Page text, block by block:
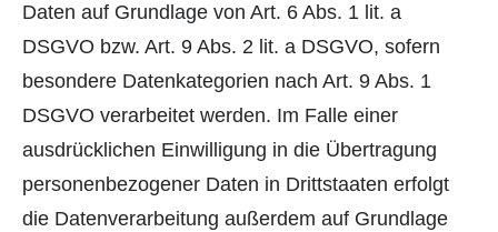
Daten auf Grundlage von Art. 6 Abs. 1 lit. a
DSGVO bzw. Art. 9 Abs. 2 lit. a DSGVO, sofern
besondere Datenkategorien nach Art. 9 Abs. 1
DSGVO verarbeitet werden. Im Falle einer
ausdrücklichen Einwilligung in die Übertragung
personenbezogener Daten in Drittstaaten erfolgt
die Datenverarbeitung außerdem auf Grundlage